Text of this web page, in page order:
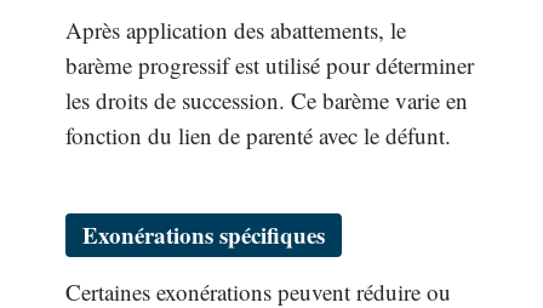
Après application des abattements, le
barème progressif est utilisé pour déterminer
les droits de succession. Ce barème varie en
fonction du lien de parenté avec le défunt.
Exonérations spécifiques
Certaines exonérations peuvent réduire ou